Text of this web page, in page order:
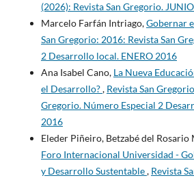
(2026): Revista San Gregorio.
Marcelo Farfán Intriago,Gobernar
San Gregorio: 2016: Revista San
2 Desarrollo local. ENERO 2016
Ana Isabel Cano, La Nueva
el Desarrollo?, Revista San
Gregorio. Número Especial 2
2016
Eleder Piñeiro, Betzabé del
Foro Internacional Universidad -
y Desarrollo Sustentable, Revista